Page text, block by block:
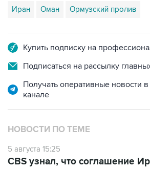
Иран Оман Ормузский пролив
Купить подписку на
Подписаться на рассылку
Получать оперативные новости
канале
НОВОСТИ ПО ТЕМЕ
5 августа 15:25
CBS узнал, что соглашение